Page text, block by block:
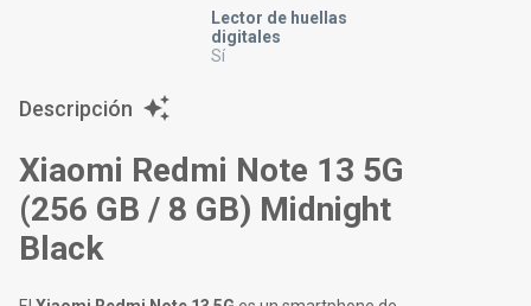
Lector de huellas
digitales
Sí
Descripción
Xiaomi Redmi Note 13 5G
(256 GB / 8 GB) Midnight
Black